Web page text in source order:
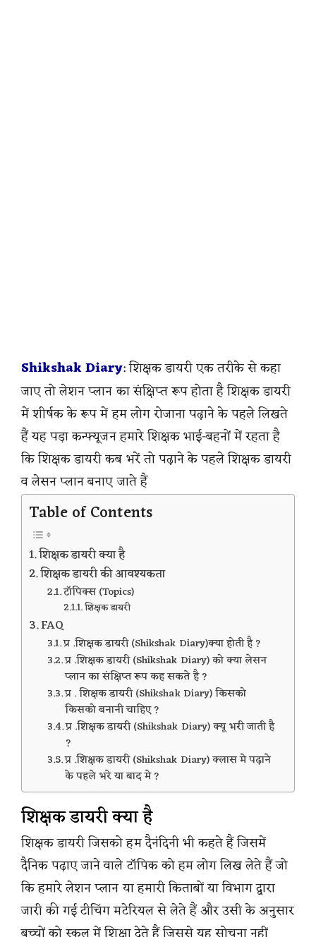
Shikshak Diary: शिक्षक डायरी एक तरीके से कहा
जाए तो लेशन प्लान का संक्षिप्त रूप होता है शिक्षक डायरी
में शीर्षक के रूप में हम लोग रोजाना पढ़ाने के पहले लिखते
हैं यह पड़ा कन्फ्यूजन हमारे शिक्षक भाई-बहनों में रहता है
कि शिक्षक डायरी कब भरें तो पढ़ाने के पहले शिक्षक डायरी
व लेसन प्लान बनाए जाते हैं
Table of Contents
शिक्षक डायरी क्या है
शिक्षक डायरी की आवश्यकता
टॉपिक्स (Topics)
शिक्षक डायरी
FAQ
प्र .शिक्षक डायरी (Shikshak Diary)क्या होती है ?
प्र .शिक्षक डायरी (Shikshak Diary) को क्या लेसन
प्लान का संक्षिप्त रूप कह सकते है ?
प्र . शिक्षक डायरी (Shikshak Diary) किसको
किसको बनानी चाहिए ?
प्र .शिक्षक डायरी (Shikshak Diary) क्यू भरी जाती है
?
प्र .शिक्षक डायरी (Shikshak Diary) क्लास मे पढ़ाने
के पहले भरे या बाद मे ?
शिक्षक डायरी क्या है
शिक्षक डायरी जिसको हम दैनंदिनी भी कहते हैं जिसमें
दैनिक पढ़ाए जाने वाले टॉपिक को हम लोग लिख लेते हैं जो
कि हमारे लेशन प्लान या हमारी किताबों या विभाग द्वारा
जारी की गई टीचिंग मटेरियल से लेते हैं और उसी के अनुसार